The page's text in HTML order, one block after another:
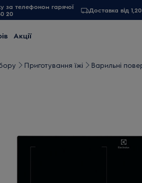
за телефоном гарячої
20
Доставка від
Акції
Приготування їжі Варильні